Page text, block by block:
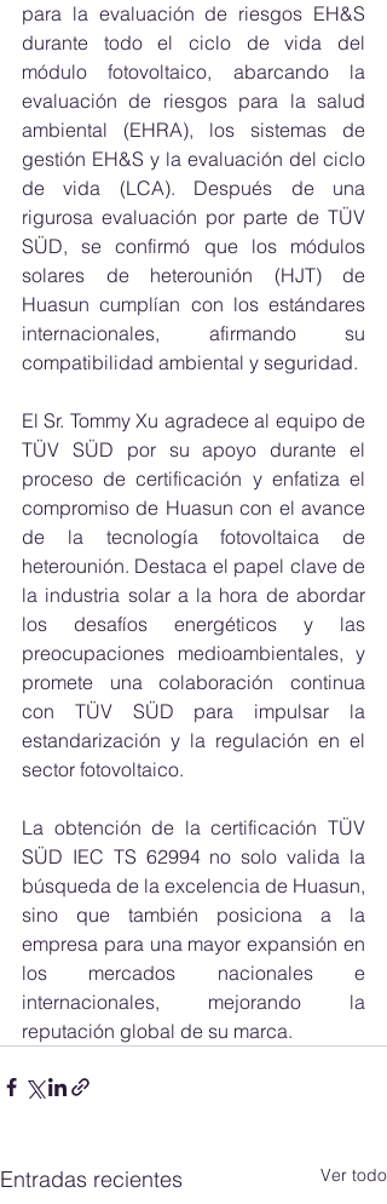
para la evaluación de riesgos EH&S
durante todo el ciclo de vida del
módulo fotovoltaico, abarcando la
evaluación de riesgos para la salud
ambiental (EHRA), los sistemas de
gestión EH&S y la evaluación del ciclo
de vida (LCA). Después de una
rigurosa evaluación por parte de TÜV
SÜD, se confirmó que los módulos
solares de heterounión (HJT) de
Huasun cumplían con los estándares
internacionales, afirmando su
compatibilidad ambiental y seguridad.
El Sr. Tommy Xu agradece al equipo de
TÜV SÜD por su apoyo durante el
proceso de certificación y enfatiza el
compromiso de Huasun con el avance
de la tecnología fotovoltaica de
heterounión. Destaca el papel clave de
la industria solar a la hora de abordar
los desafíos energéticos y las
preocupaciones medioambientales, y
promete una colaboración continua
con TÜV SÜD para impulsar la
estandarización y la regulación en el
sector fotovoltaico.
La obtención de la certificación TÜV
SÜD IEC TS 62994 no solo valida la
búsqueda de la excelencia de Huasun,
sino que también posiciona a la
empresa para una mayor expansión en
los mercados nacionales e
internacionales, mejorando la
reputación global de su marca.
Entradas recientes Ver todo